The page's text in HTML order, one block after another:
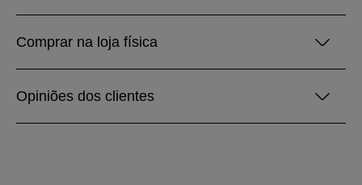
Comprar na loja física
Opiniões dos clientes